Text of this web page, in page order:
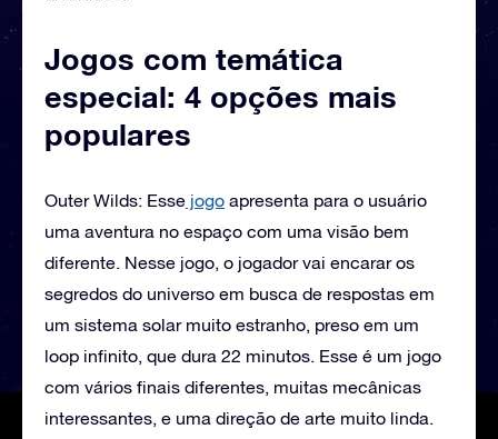
Jogos com temática
especial: 4 opções mais
populares
Outer Wilds: Esse jogo apresenta para o usuário
uma aventura no espaço com uma visão bem
diferente. Nesse jogo, o jogador vai encarar os
segredos do universo em busca de respostas em
um sistema solar muito estranho, preso em um
loop infinito, que dura 22 minutos. Esse é um jogo
com vários finais diferentes, muitas mecânicas
interessantes, e uma direção de arte muito linda.